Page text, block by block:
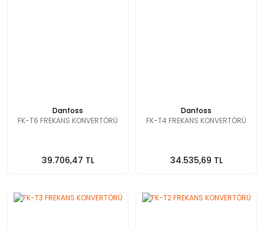
Danfoss
FK-T6 FREKANS KONVERTÖRÜ
39.706,47 TL
Danfoss
FK-T4 FREKANS KONVERTÖRÜ
34.535,69 TL